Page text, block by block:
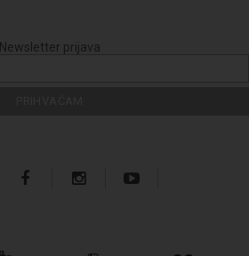
Newsletter prijava